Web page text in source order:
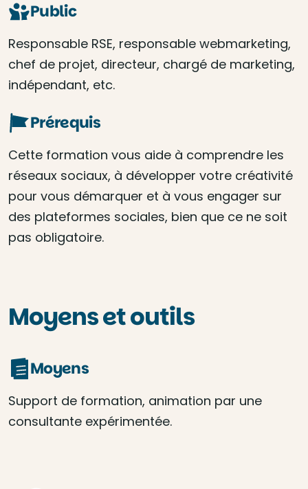
Public
Responsable RSE, responsable webmarketing,
chef de projet, directeur, chargé de marketing,
indépendant, etc.
Prérequis
Cette formation vous aide à comprendre les
réseaux sociaux, à développer votre créativité
pour vous démarquer et à vous engager sur
des plateformes sociales, bien que ce ne soit
pas obligatoire.
Moyens et outils
Moyens
Support de formation, animation par une
consultante expérimentée.